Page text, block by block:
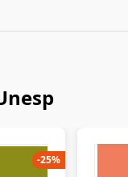
-25%